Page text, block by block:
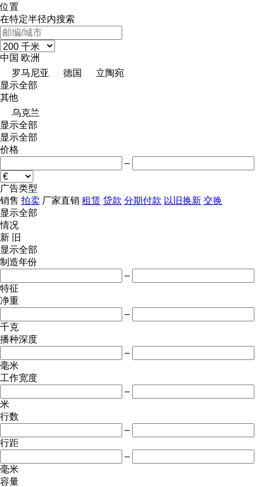
位置
在特定半径内搜索
中国 欧洲
罗马尼亚
德国
立陶宛
显示全部
其他
乌克兰
显示全部
显示全部
价格
–
广告类型
销售 拍卖 厂家直销 租赁 贷款 分期付款 以旧换新 交换
显示全部
情况
新
旧
显示全部
制造年份
–
特征
净重
–
千克
播种深度
–
毫米
工作宽度
–
米
行数
–
行距
–
毫米
容量